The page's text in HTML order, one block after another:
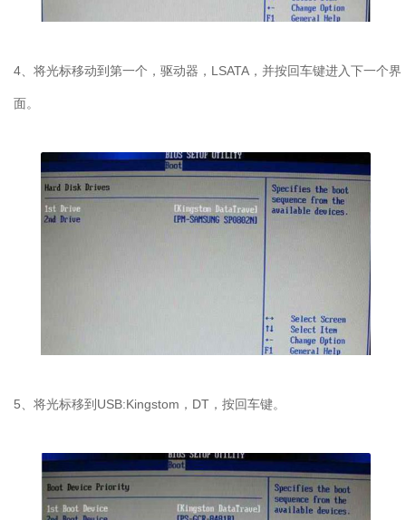
4、将光标移动到第一个，驱动器，LSATA，并按回车键进入下一个界
面。
5、将光标移到USB:Kingstom，DT，按回车键。